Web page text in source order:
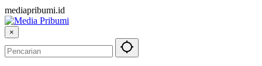
mediapribumi.id
×